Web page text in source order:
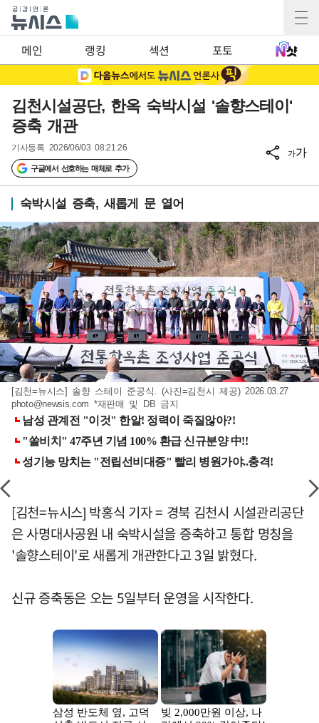
메인 랭킹 섹션 포토
김천시설공단, 한옥 숙박시설 '솔향스테이'
증축 개관
기사등록 2026/06/03 08:21:26
구글에서 선호하는 매체로 추가
가가
숙박시설 증축, 새롭게 문 열어
[김천=뉴시스] 솔향 스테이 준공식. (사진=김천시 제공) 2026.03.27
photo@newsis.com *재판매 및 DB 금지
[김천=뉴시스] 박홍식 기자 = 경북 김천시 시설관리공단
은 사명대사공원 내 숙박시설을 증축하고 통합 명칭을
'솔향스테이'로 새롭게 개관한다고 3일 밝혔다.
신규 증축동은 오는 5일부터 운영을 시작한다.